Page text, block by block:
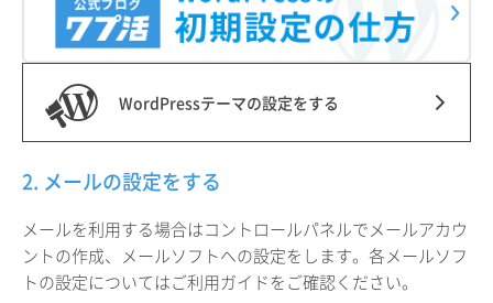
WordPressテーマの設定をする
2. メールの設定をする
メールを利用する場合はコントロールパネルでメールアカウ
ントの作成、メールソフトへの設定をします。各メールソフ
トの設定についてはご利用ガイドをご確認ください。